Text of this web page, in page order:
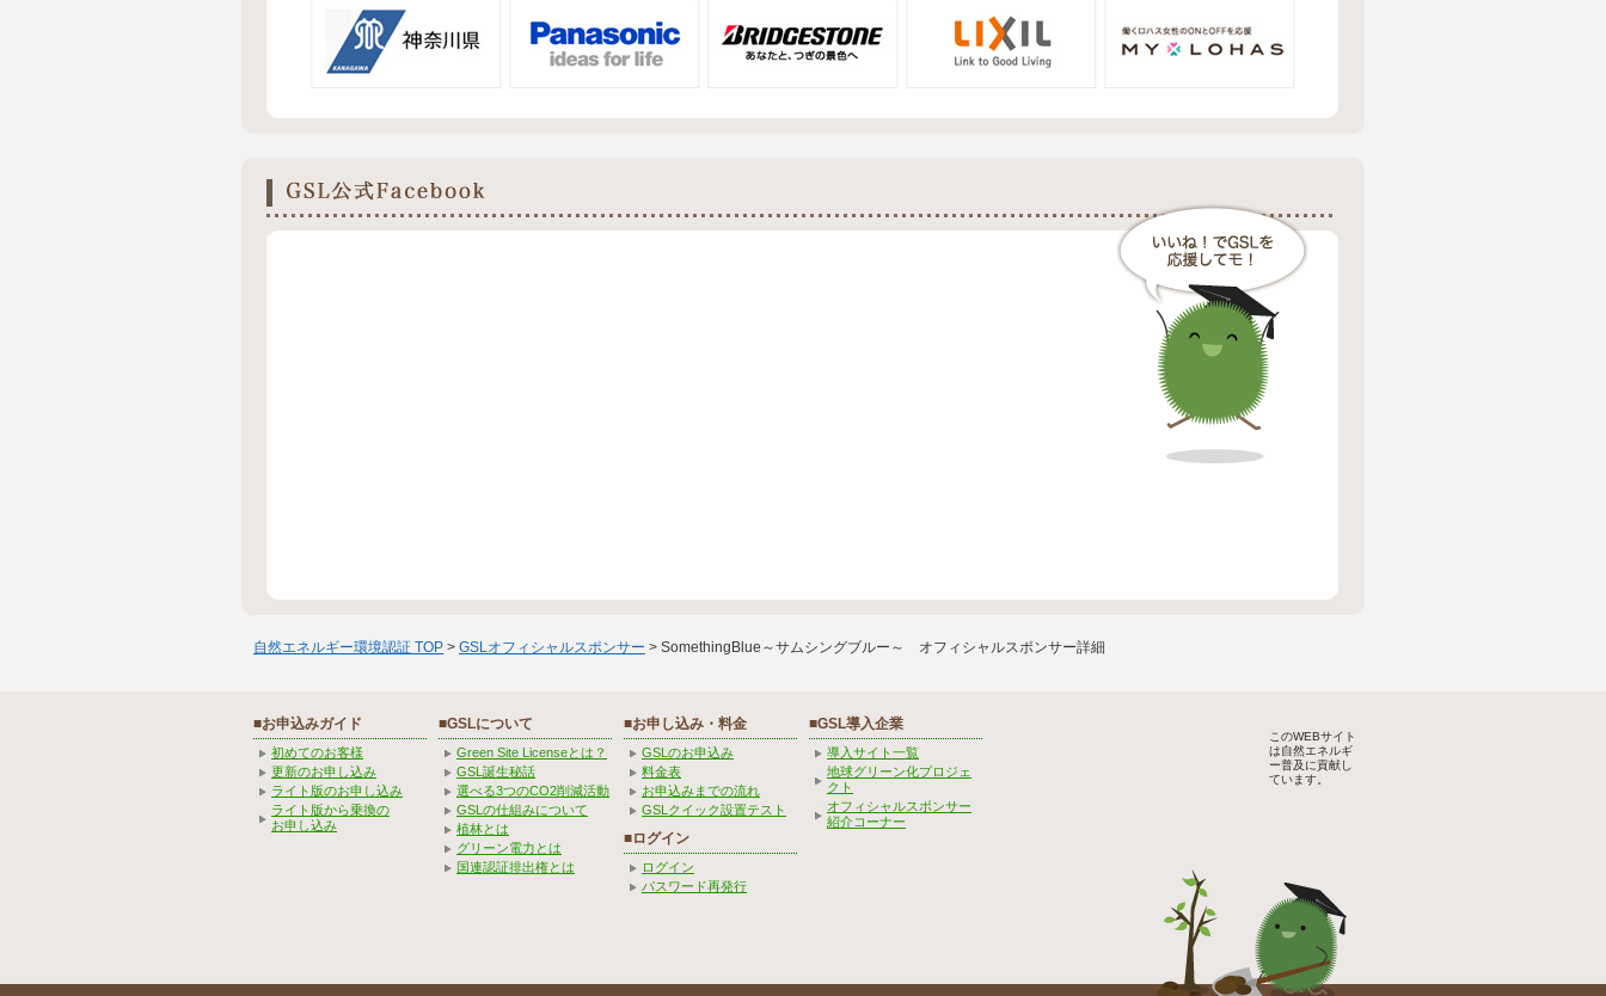
自然エネルギー環境認証 TOP > GSLオフィシャルスポンサー > SomethingBlue～サムシングブルー～ オフィシャルスポンサー詳細
■お申込みガイド
初めてのお客様
更新のお申し込み
ライト版のお申し込み
ライト版から乗換の
お申し込み
■GSLについて
Green Site Licenseとは？
GSL誕生秘話
選べる3つのCO2削減活動
GSLの仕組みについて
植林とは
グリーン電力とは
国連認証排出権とは
■お申し込み・料金
GSLのお申込み
料金表
お申込みまでの流れ
GSLクイック設置テスト
■ログイン
ログイン
パスワード再発行
■GSL導入企業
導入サイト一覧
地球グリーン化プロジェ
クト
オフィシャルスポンサー
紹介コーナー
このWEBサイト
は自然エネルギ
ー普及に貢献し
ています。